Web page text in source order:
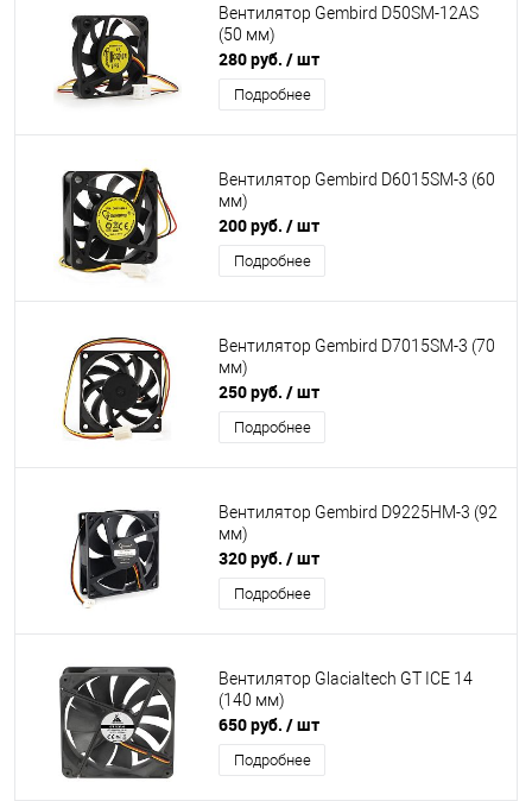
Вентилятор Gembird D50SM-12AS
(50 мм)
280 руб. / шт
Подробнее
Вентилятор Gembird D6015SM-3 (60
мм)
200 руб. / шт
Подробнее
Вентилятор Gembird D7015SM-3 (70
мм)
250 руб. / шт
Подробнее
Вентилятор Gembird D9225HM-3 (92
мм)
320 руб. / шт
Подробнее
Вентилятор Glacialtech GT ICE 14
(140 мм)
650 руб. / шт
Подробнее